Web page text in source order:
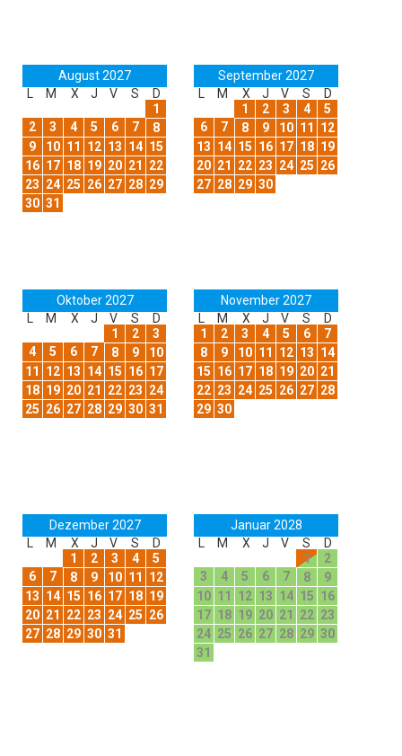
August 2027
L
M X J V S
D
1
2
3 4 5 6 7
8
9
10 11 12 13 14 15
16 17 18 19 20 21
22
23 24 25 26 27 28 29
30 31
September 2027
L
M X J V S
D
1
2 3 4
5
6
7 8 9 10 11
12
13 14 15 16 17 18 19
20 21 22 23 24 25 26
27 28 29 30
Oktober 2027
L
M X J V S
D
1
2
3
4
5 6 7 8 9
10
11
12 13 14 15 16 17
18 19 20 21 22 23 24
25 26 27 28 29 30 31
November 2027
L
M X J V S
D
1
2 3 4 5 6
7
8
9 10 11 12 13 14
15 16 17 18 19 20 21
22 23 24 25 26 27 28
29 30
Dezember 2027
L
M X J V S
D
1
2 3 4
5
6
7 8 9 10 11
12
13 14 15 16 17 18 19
20 21 22 23 24 25 26
27 28 29 30 31
Januar 2028
L
M X J V S
D
1
2
3
4 5 6 7 8
9
10 11 12 13 14 15 16
17 18 19 20 21 22 23
24 25 26 27 28 29 30
31